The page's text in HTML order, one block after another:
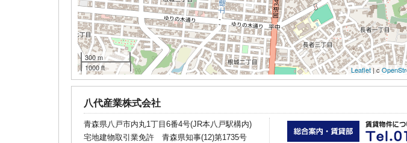
300 m
1000 ft
Leaflet| c
八代産業株式会社
青森県八戸市内丸1丁目6番4号(JR本八戸駅構内)
宅地建物取引業免許 青森県知事(12)第1735号